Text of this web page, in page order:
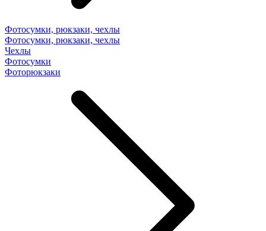
Фотосумки, рюкзаки, чехлы
Фотосумки, рюкзаки, чехлы
Чехлы
Фотосумки
Фоторюкзаки